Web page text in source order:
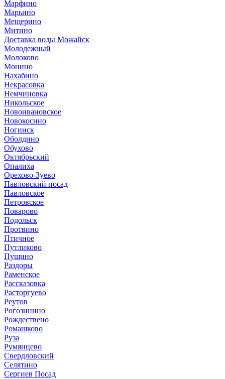
Марфино
Марьино
Мещерино
Митино
Доставка воды Можайск
Молодежный
Молоково
Монино
Нахабино
Некрасовка
Немчиновка
Никольское
Новоивановское
Новокосино
Ногинск
Оболдино
Обухово
Октябрьский
Опалиха
Орехово-Зуево
Павловский посад
Павловское
Петровское
Поварово
Подольск
Протвино
Птичное
Путликово
Пущино
Раздоры
Раменское
Рассказовка
Расторгуево
Реутов
Рогозинино
Рождествено
Ромашково
Руза
Румянцево
Свердловский
Селятино
Сергиев Посад